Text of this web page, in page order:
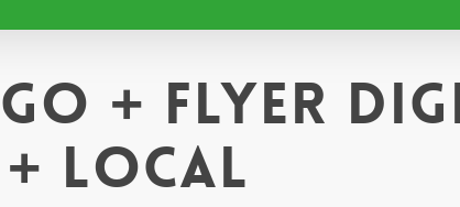
+ Flyer
+ Local